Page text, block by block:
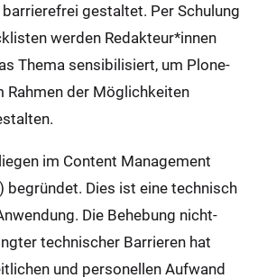
gestaltet. Per Schulung
werden Redakteur*innen
Thema sensibilisiert, um Plone-
Rahmen der Möglichkeiten
im Content Management
begründet. Dies ist eine technisch
Die Behebung nicht-
technischer Barrieren hat
und personellen Aufwand